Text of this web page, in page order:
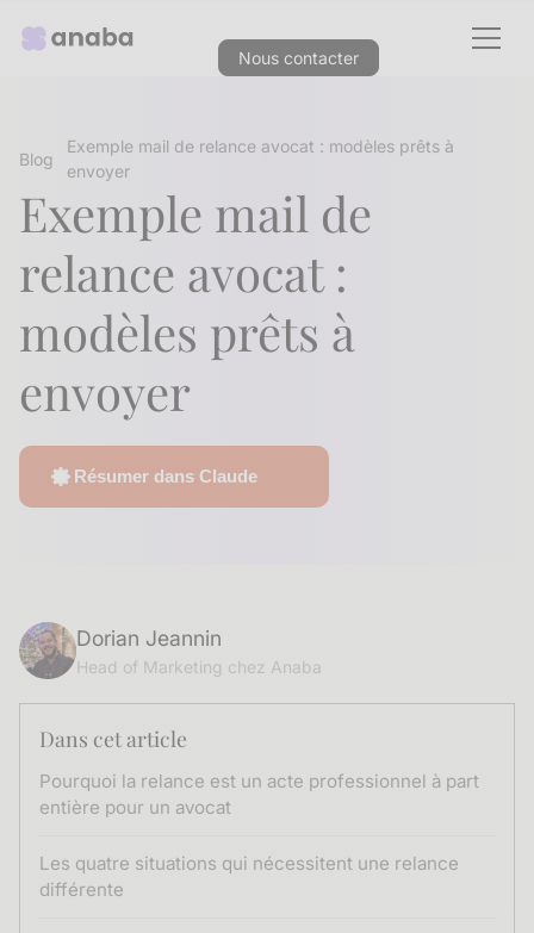
Nous contacter
Blog
Exemple mail de relance avocat : modèles prêts à
envoyer
Exemple mail de
relance avocat :
modèles prêts à
envoyer
Résumer dans Claude
Dorian Jeannin
Head of Marketing chez Anaba
Dans cet article
Pourquoi la relance est un acte professionnel à part
entière pour un avocat
Les quatre situations qui nécessitent une relance
différente